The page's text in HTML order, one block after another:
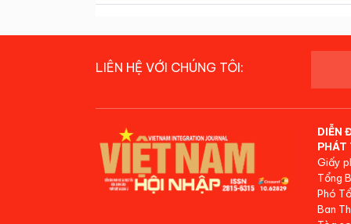
LIÊN HỆ VỚI CHÚNG TÔI:
DIỄN
PHÁT
Giấy
Tổng
Phó
Ban